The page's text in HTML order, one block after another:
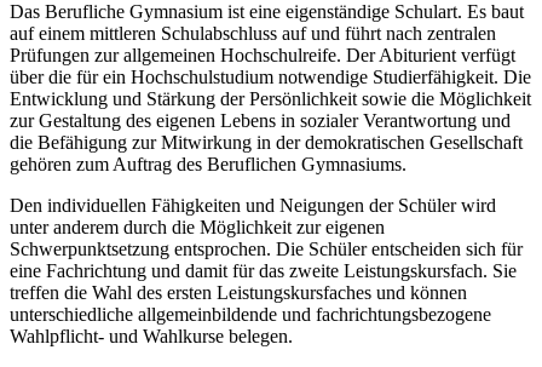
Das Berufliche Gymnasium ist eine eigenständige Schulart. Es baut
auf einem mittleren Schulabschluss auf und führt nach zentralen
Prüfungen zur allgemeinen Hochschulreife. Der Abiturient verfügt
über die für ein Hochschulstudium notwendige Studierfähigkeit. Die
Entwicklung und Stärkung der Persönlichkeit sowie die Möglichkeit
zur Gestaltung des eigenen Lebens in sozialer Verantwortung und
die Befähigung zur Mitwirkung in der demokratischen Gesellschaft
gehören zum Auftrag des Beruflichen Gymnasiums.
Den individuellen Fähigkeiten und Neigungen der Schüler wird
unter anderem durch die Möglichkeit zur eigenen
Schwerpunktsetzung entsprochen. Die Schüler entscheiden sich für
eine Fachrichtung und damit für das zweite Leistungskursfach. Sie
treffen die Wahl des ersten Leistungskursfaches und können
unterschiedliche allgemeinbildende und fachrichtungsbezogene
Wahlpflicht- und Wahlkurse belegen.